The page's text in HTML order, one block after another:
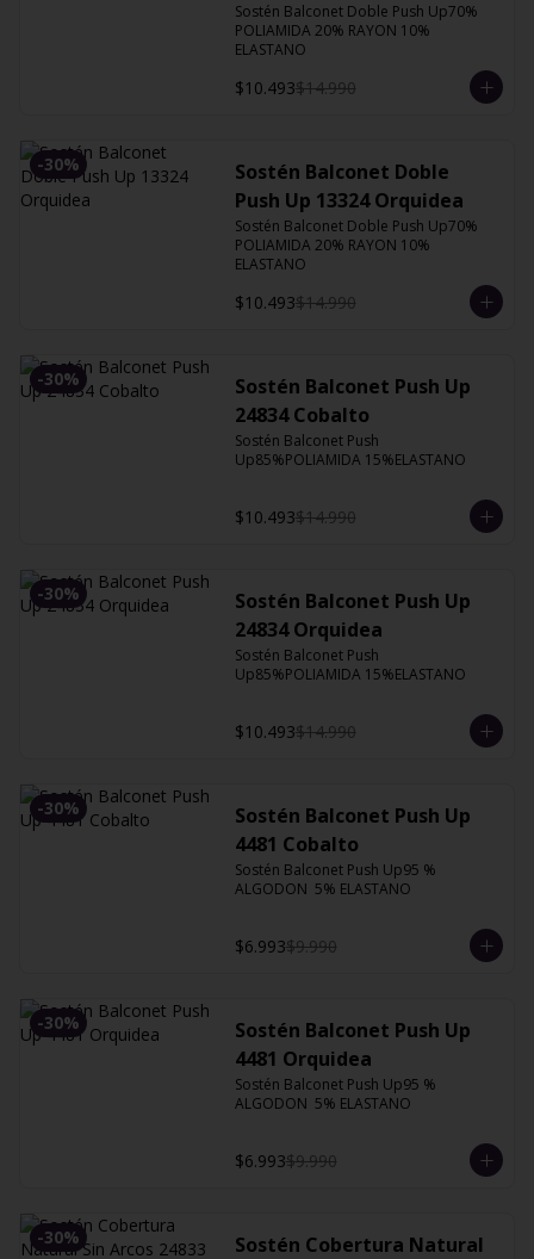
Sostén Balconet Doble Push Up70%
POLIAMIDA 20% RAYON 10%
ELASTANO
$10.493$14.990
-30%
Sostén Balconet Doble
Push Up 13324 Orquidea
Sostén Balconet Doble Push Up70%
POLIAMIDA 20% RAYON 10%
ELASTANO
$10.493$14.990
-30%
Sostén Balconet Push Up
24834 Cobalto
Sostén Balconet Push
Up85%POLIAMIDA 15%ELASTANO
$10.493$14.990
-30%
Sostén Balconet Push Up
24834 Orquidea
Sostén Balconet Push
Up85%POLIAMIDA 15%ELASTANO
$10.493$14.990
-30%
Sostén Balconet Push Up
4481 Cobalto
Sostén Balconet Push Up95 %
ALGODON  5% ELASTANO
$6.993$9.990
-30%
Sostén Balconet Push Up
4481 Orquidea
Sostén Balconet Push Up95 %
ALGODON  5% ELASTANO
$6.993$9.990
-30%
Sostén Cobertura Natural